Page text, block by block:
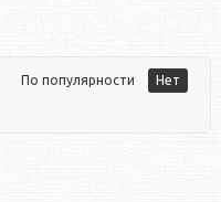
По популярности Нет